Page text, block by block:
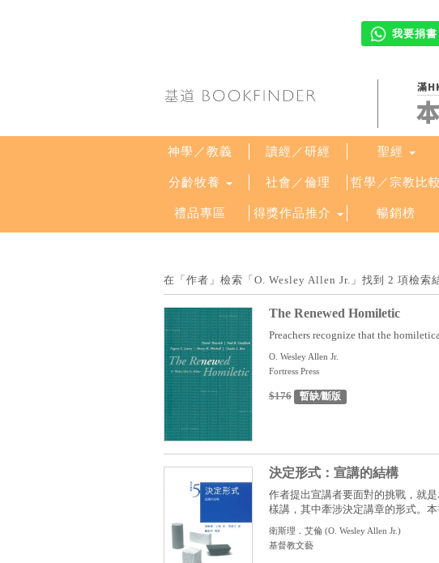
我要捐書
滿
神學／教義 讀經／研經 聖經
分齡牧養 社會／倫理 哲學／宗教比較
禮品專區 得獎作品推介 暢銷榜
在「作者」檢索「O. Wesley Allen Jr.」找到 2 項檢索
The Renewed Homiletic
Preachers recognize that the
O. Wesley Allen Jr.
Fortress Press
$176 暫缺/斷版
決定形式：宣講的結構
作者提出宣講者要面對的挑戰，就
樣講，其中牽涉決定講章的形式。本
衛斯理．艾倫 (O. Wesley Allen Jr.)
基督教文藝